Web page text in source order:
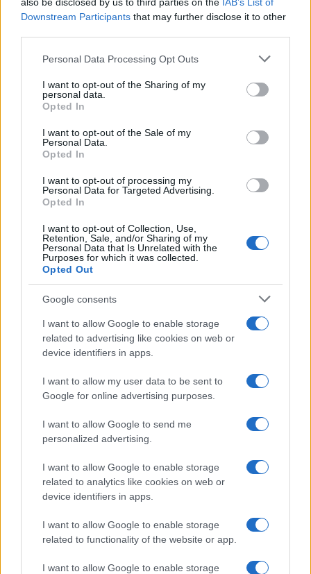
Downstream Participants that may further disclose it to other
Please note that this website/app uses one or more Google
not limited to your visit or usage behaviour. You may click to
grant or deny consent to Google and its third-party tags to
use your data for below specified purposes in below Google
consent section.
Personal Data Processing Opt Outs
I want to opt-out of the Sharing of my
personal data.
Opted In
I want to opt-out of the Sale of my
Personal Data.
Opted In
I want to opt-out of processing my
Personal Data for Targeted Advertising.
Opted In
I want to opt-out of Collection, Use,
Retention, Sale, and/or Sharing of my
Personal Data that Is Unrelated with the
Purposes for which it was collected.
Opted Out
Google consents
I want to allow Google to enable storage
related to advertising like cookies on web or
device identifiers in apps.
I want to allow my user data to be sent to
Google for online advertising purposes.
I want to allow Google to send me
personalized advertising.
I want to allow Google to enable storage
related to analytics like cookies on web or
device identifiers in apps.
I want to allow Google to enable storage
related to functionality of the website or app.
I want to allow Google to enable storage
La trasformazione annunciata il 19 maggio 2026
stakeholder: servono regole che garantiscano
trasparenza, tracciabilità delle fonti e possibilità di
verifica per editori e utenti. Solo così si potrà
dell’informazione in un ecosistema dove la
piattaforma non si limita più a indicizzare ma
decide, sintetizza e interviene.
AUTORE
Camilla Bellini
Camilla Bellini, ex guida turistica fiorentina,
trasformò la visita a Santa Maria Novella in un
progetto multimediale: ora dirige
approfondimenti su patrimoni locali. In
redazione sostiene itinerari slow, firma dossier
sulle piccole botteghe e conserva il primo
badge di guida della città come ricordo unico.